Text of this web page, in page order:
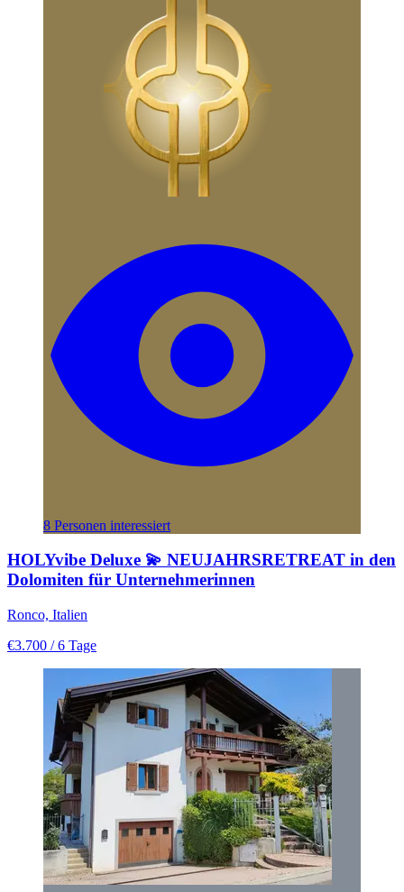
8 Personen interessiert
HOLYvibe Deluxe 💫 NEUJAHRSRETREAT in den
Dolomiten für Unternehmerinnen
Ronco, Italien
€3.700 / 6 Tage